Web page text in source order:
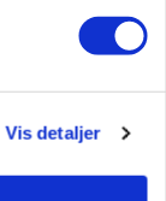
Vis detaljer